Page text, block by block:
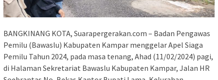
BANGKINANG KOTA, Suarapergerakan.com – Badan Pengawas
Pemilu (Bawaslu) Kabupaten Kampar menggelar Apel Siaga
Pemilu Tahun 2024, pada masa tenang, Ahad (11/02/2024) pagi,
di Halaman Sekretariat Bawaslu Kabupaten Kampar, Jalan HR